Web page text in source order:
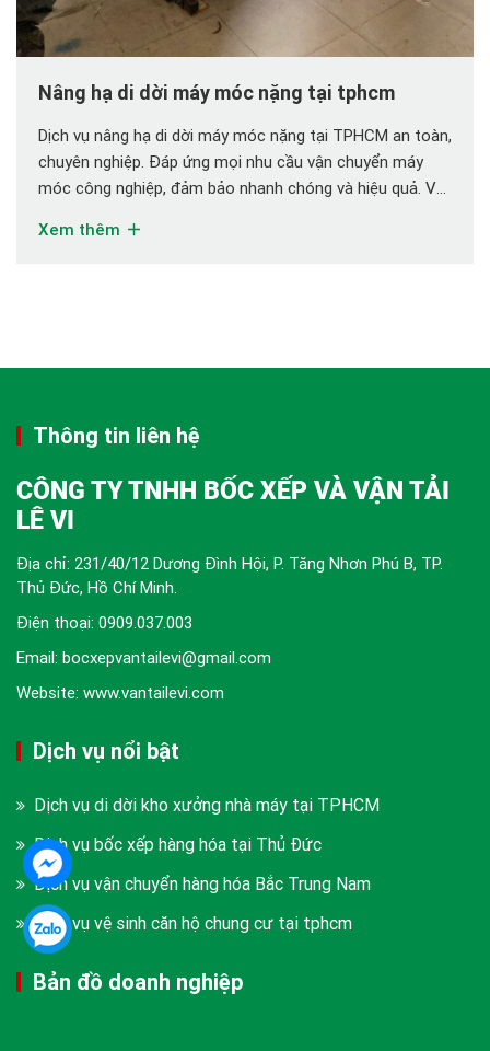
Nâng hạ di dời máy móc nặng tại tphcm
Dịch vụ nâng hạ di dời máy móc nặng tại TPHCM an toàn,
chuyên nghiệp. Đáp ứng mọi nhu cầu vận chuyển máy
móc công nghiệp, đảm bảo nhanh chóng và hiệu quả. Với
móc công nghiệp không thể thực hiện một cách tùy […]
Xem thêm
Thông tin liên hệ
CÔNG TY TNHH BỐC XẾP VÀ VẬN TẢI
LÊ VI
Địa chỉ: 231/40/12 Dương Đình Hội, P. Tăng Nhơn Phú B, TP.
Thủ Đức, Hồ Chí Minh.
Điện thoại: 0909.037.003
Email: bocxepvantailevi@gmail.com
Website: www.vantailevi.com
Dịch vụ nổi bật
Dịch vụ di dời kho xưởng nhà máy tại TPHCM
Dịch vụ bốc xếp hàng hóa tại Thủ Đức
Dịch vụ vận chuyển hàng hóa Bắc Trung Nam
Dịch vụ vệ sinh căn hộ chung cư tại tphcm
Bản đồ doanh nghiệp